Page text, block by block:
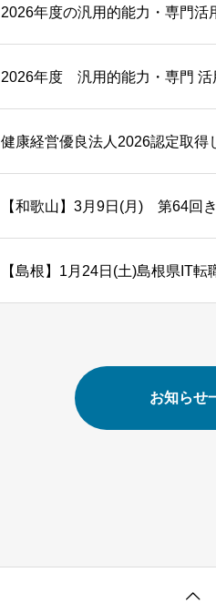
2026年度の汎用的能力・専門
2026年度 汎用的能力・専門 活
健康経営優良法人2026認定取得
【和歌山】3月9日(月) 第64回
【島根】1月24日(土)島根県IT
お知らせ